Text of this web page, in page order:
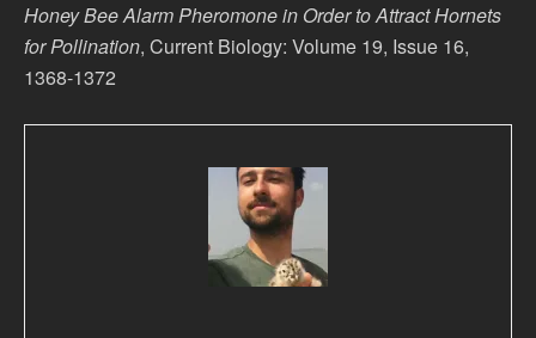
Honey Bee Alarm Pheromone in Order to Attract Hornets
for Pollination, Current Biology: Volume 19, Issue 16,
1368-1372